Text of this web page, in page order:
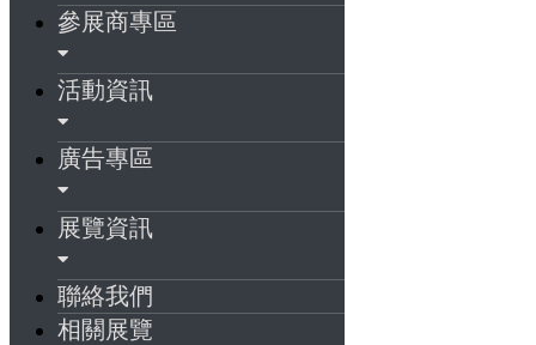
參展商專區
活動資訊
廣告專區
展覽資訊
聯絡我們
相關展覽